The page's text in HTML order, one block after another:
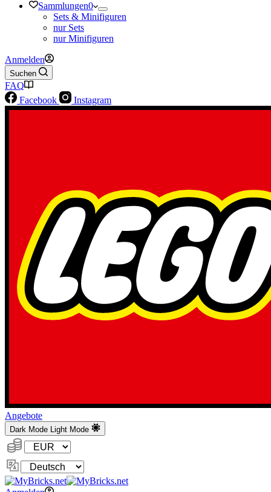
Sammlungen0
Sets & Minifiguren
nur Sets
nur Minifiguren
Anmelden
Suchen
FAQ
Facebook
Instagram
Angebote
Dark Mode Light Mode
Währung:
Sprache
ändern